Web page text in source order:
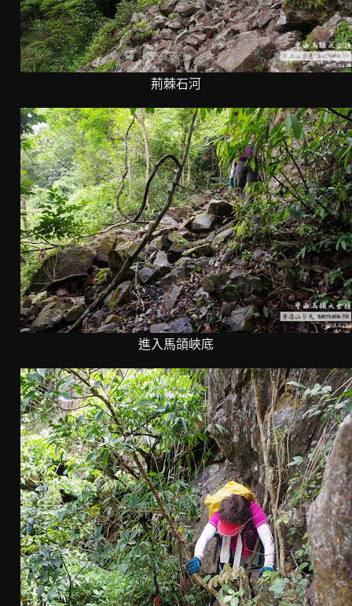
荊棘石河
進入馬頜峽底